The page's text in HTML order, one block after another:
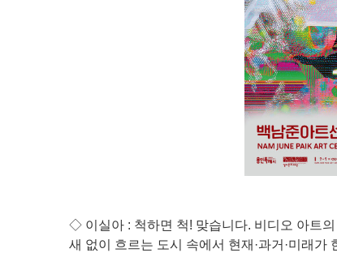
◇ 이실아 : 척하면 척! 맞습니다. 비디오 아트
새 없이 흐르는 도시 속에서 현재·과거·미래